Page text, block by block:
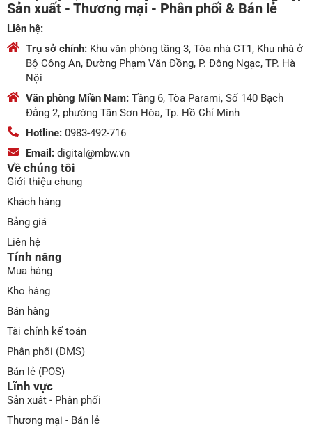
Sản xuất - Thương mại - Phân phối & Bán lẻ
Liên hệ:
Trụ sở chính: Khu văn phòng tầng 3, Tòa nhà CT1, Khu nhà ở
Bộ Công An, Đường Phạm Văn Đồng, P. Đông Ngạc, TP. Hà
Nội
Văn phòng Miền Nam: Tầng 6, Tòa Parami, Số 140 Bạch
Đằng 2, phường Tân Sơn Hòa, Tp. Hồ Chí Minh
Hotline: 0983-492-716
Email: digital@mbw.vn
Về chúng tôi
Giới thiệu chung
Khách hàng
Bảng giá
Liên hệ
Tính năng
Mua hàng
Kho hàng
Bán hàng
Tài chính kế toán
Phân phối (DMS)
Bán lẻ (POS)
Lĩnh vực
Sản xuât - Phân phối
Thương mại - Bán lẻ